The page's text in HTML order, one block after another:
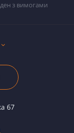
з вимогами
67